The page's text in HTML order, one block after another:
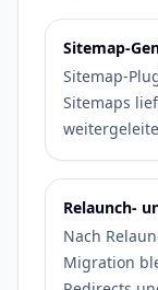
Sitemap-
Sitemap-
Sitemaps
Relaunch-
Nach
Migration